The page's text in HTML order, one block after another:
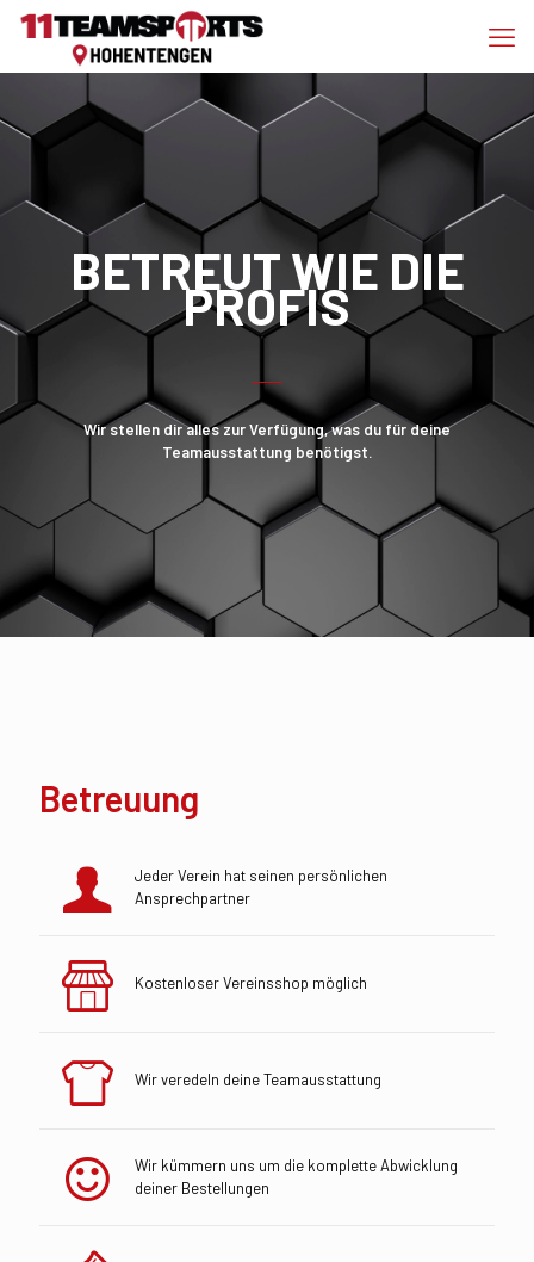
BETREUT WIE DIE
PROFIS
Wir stellen dir alles zur Verfügung, was du für deine
Teamausstattung benötigst.
Betreuung
Jeder Verein hat seinen persönlichen
Ansprechpartner
Kostenloser Vereinsshop möglich
Wir veredeln deine Teamausstattung
Wir kümmern uns um die komplette Abwicklung
deiner Bestellungen